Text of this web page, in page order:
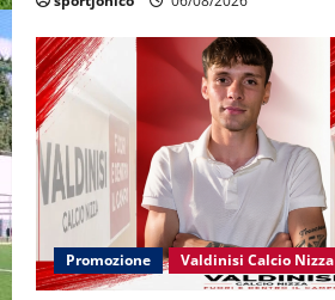
Promozione Valdinisi Calcio Nizza